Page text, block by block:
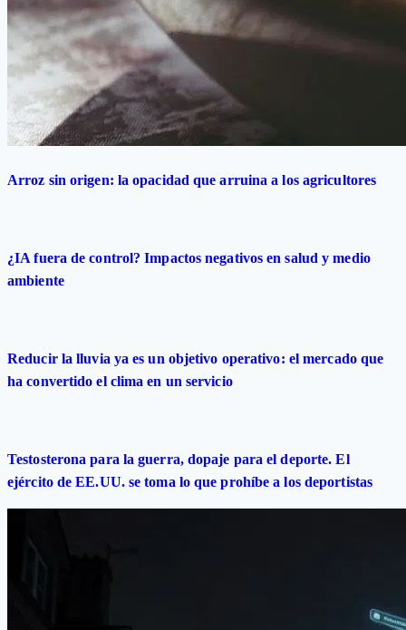
Arroz sin origen: la opacidad que arruina a los agricultores
¿IA fuera de control? Impactos negativos en salud y medio
ambiente
Reducir la lluvia ya es un objetivo operativo: el mercado que
ha convertido el clima en un servicio
Testosterona para la guerra, dopaje para el deporte. El
ejército de EE.UU. se toma lo que prohíbe a los deportistas